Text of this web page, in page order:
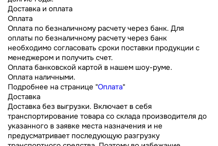
Доставка и оплата
Оплата
Оплата по безналичному расчету через банк. Для
оплаты по безналичному расчету через банк
необходимо согласовать сроки поставки продукции с
менеджером и получить счет.
Оплата банковской картой в нашем шоу-руме.
Оплата наличными.
Подробнее на странице "Оплата"
Доставка
Доставка без выгрузки. Включает в себя
транспортирование товара со склада производителя до
указанного в заявке места назначения и не
предусматривает последующую разгрузку